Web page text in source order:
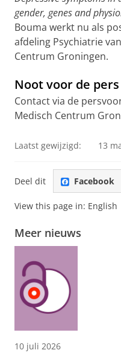
gender, genes and
Bouma werkt nu als
afdeling Psychiatrie
Centrum Groningen.
Noot voor de pers
Contact via de
Medisch Centrum
Laatst gewijzigd: 13
Deel dit Facebook
View this page in: English
Meer nieuws
10 juli 2026